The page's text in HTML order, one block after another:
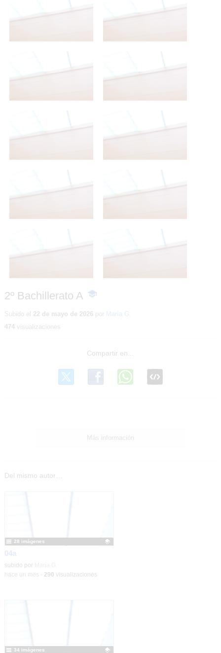
2º Bachillerato A
-
educativo
Subido el 22 de mayo de 2026 por María G.
474visualizaciones
Más información
Del mismo autor…
04a
Contenido educativo.
subido por
28 imágenes
hace un mes - 290 visualizaciones
34 imágenes